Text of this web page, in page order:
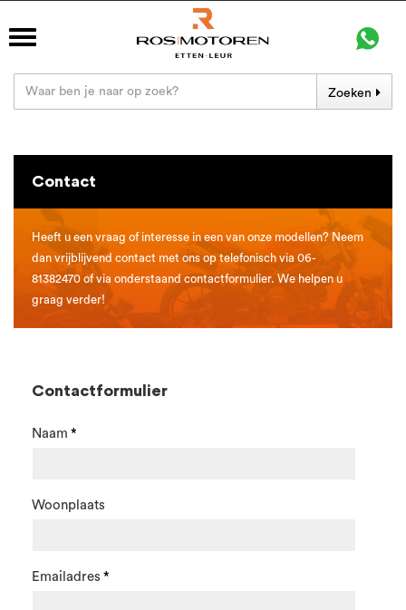
Zoeken
Contact
Heeft u een vraag of interesse in een van onze modellen? Neem
dan vrijblijvend contact met ons op telefonisch via 06-
81382470 of via onderstaand contactformulier. We helpen u
graag verder!
Contactformulier
Naam
Woonplaats
Emailadres